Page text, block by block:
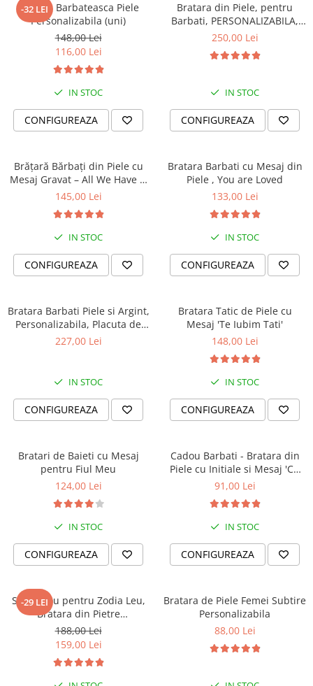
-32 LEI
Bratara Barbateasca Piele
Personalizabila (uni)
148,00 Lei
116,00 Lei
IN STOC
CONFIGUREAZA
Bratara din Piele, pentru
Barbati, PERSONALIZABILA,
Slide Force (casual)
250,00 Lei
IN STOC
CONFIGUREAZA
Brățară Bărbați din Piele cu
Mesaj Gravat – All We Have Is
Now
145,00 Lei
IN STOC
CONFIGUREAZA
Bratara Barbati cu Mesaj din
Piele , You are Loved
133,00 Lei
IN STOC
CONFIGUREAZA
Bratara Barbati Piele si Argint,
Personalizabila, Placuta de
Argint 925 Gravata
227,00 Lei
IN STOC
CONFIGUREAZA
Bratara Tatic de Piele cu
Mesaj 'Te Iubim Tati'
148,00 Lei
IN STOC
CONFIGUREAZA
Bratari de Baieti cu Mesaj
pentru Fiul Meu
124,00 Lei
IN STOC
CONFIGUREAZA
Cadou Barbati - Bratara din
Piele cu Initiale si Mesaj 'Cu
Tine Oriunde în Lume'
91,00 Lei
IN STOC
CONFIGUREAZA
-29 LEI
Set Cadou pentru Zodia Leu,
Bratara din Pietre
Semipretioase si Lumanare
Parfumata
188,00 Lei
159,00 Lei
Bratara de Piele Femei Subtire
Personalizabila
88,00 Lei